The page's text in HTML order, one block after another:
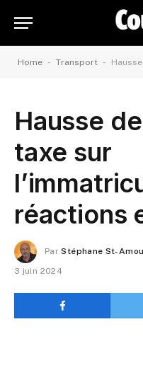
Home - Transport - Hausse de
Hausse
taxe sur
réactions
Par Stéphane St-
3 juin 2024